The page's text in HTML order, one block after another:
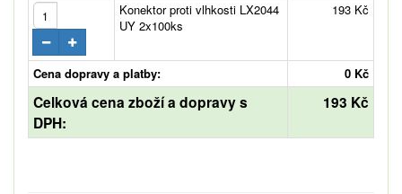
Konektor proti vlhkosti LX2044
UY 2x100ks
193 Kč
Cena dopravy a platby: 0 Kč
Celková cena zboží a dopravy s
DPH:
193 Kč